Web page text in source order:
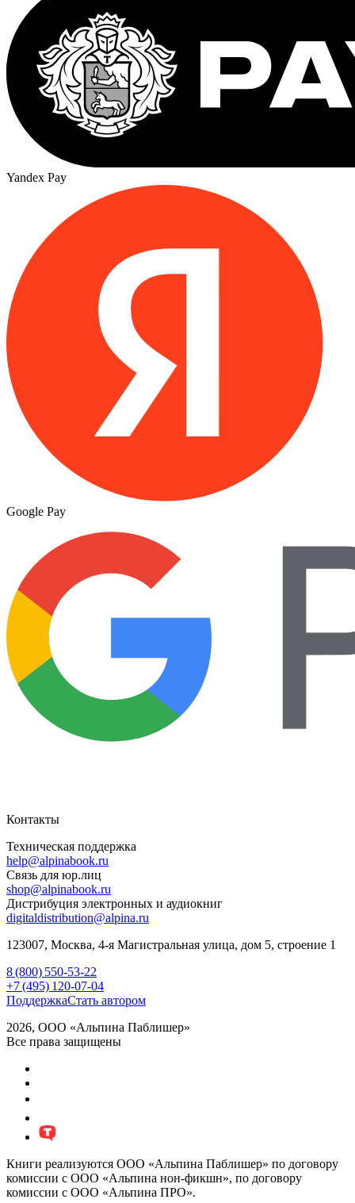
Yandex Pay
Google Pay
Контакты
Техническая поддержка
help@alpinabook.ru
Связь для юр.лиц
shop@alpinabook.ru
Дистрибуция электронных и аудиокниг
digitaldistribution@alpina.ru
123007, Москва, 4-я Магистральная улица, дом 5, строение 1
8 (800) 550-53-22
+7 (495) 120-07-04
ПоддержкаСтать автором
2026, ООО «Альпина Паблишер»
Все права защищены
Книги реализуются ООО «Альпина Паблишер» по договору
комиссии с ООО «Альпина нон-фикшн», по договору
комиссии с ООО «Альпина ПРО».